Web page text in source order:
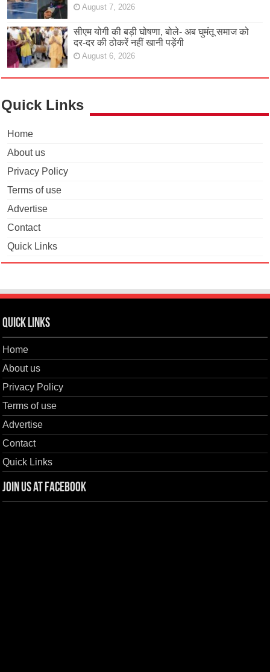
August 7, 2026
सीएम योगी की बड़ी घोषणा, बोले- अब घुमंतू समाज को
दर-दर की ठोकरें नहीं खानी पड़ेंगी
August 6, 2026
Quick Links
Home
About us
Privacy Policy
Terms of use
Advertise
Contact
Quick Links
Quick Links
Home
About us
Privacy Policy
Terms of use
Advertise
Contact
Quick Links
Join us at Facebook